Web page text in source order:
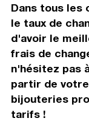
Dans tous les
le taux de
d'avoir le
frais de
n'hésitez pas
partir de
bijouteries
tarifs !